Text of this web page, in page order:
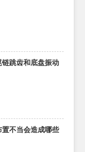
跳齿和底盘振动
不当会造成哪些